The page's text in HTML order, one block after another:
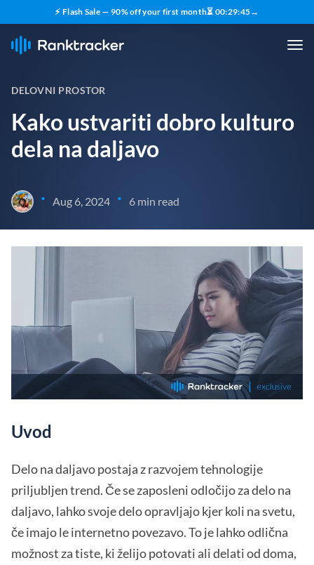
⚡ Flash Sale — 90% off your first month⏳ 00:29:44→
DELOVNI PROSTOR
Kako ustvariti dobro kulturo
dela na daljavo
• Aug 6, 2024 • 6 min read
Uvod
Delo na daljavo postaja z razvojem tehnologije
priljubljen trend. Če se zaposleni odločijo za delo na
daljavo, lahko svoje delo opravljajo kjer koli na svetu,
če imajo le internetno povezavo. To je lahko odlična
možnost za tiste, ki želijo potovati ali delati od doma,